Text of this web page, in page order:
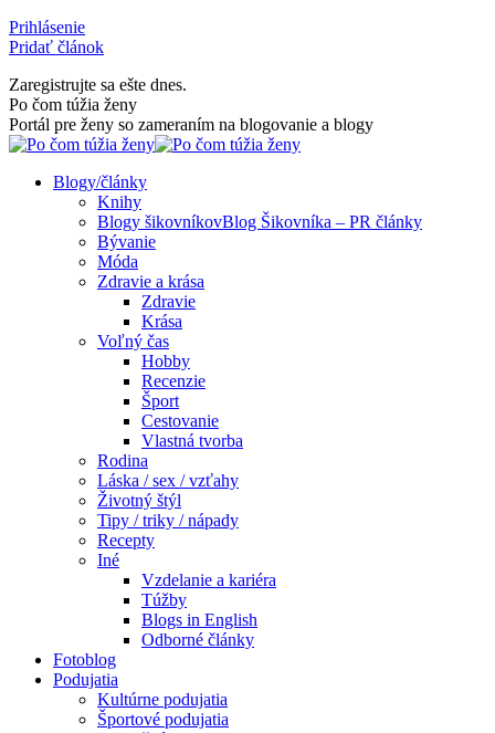
Skip
to
Prihlásenie
Pridať článok
Zaregistrujte sa ešte dnes.
Facebook
page
opens
new
Rss
page
opens
new
Po čom túžia ženy
Portál pre ženy so zameraním na blogovanie a blogy
Blogy/články
Knihy
Blogy šikovníkovBlog Šikovníka – PR články
Bývanie
Móda
Zdravie a krása
Zdravie
Krása
Voľný čas
Hobby
Recenzie
Šport
Cestovanie
Vlastná tvorba
Rodina
Láska / sex / vzťahy
Životný štýl
Tipy / triky / nápady
Recepty
Iné
Vzdelanie a kariéra
Túžby
Blogs in English
Odborné články
Fotoblog
Podujatia
Kultúrne podujatia
Športové podujatia